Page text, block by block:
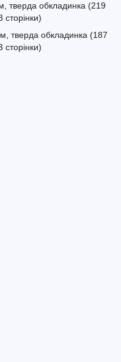
тверда обкладинка (219
сторінки)
тверда обкладинка (187
сторінки)